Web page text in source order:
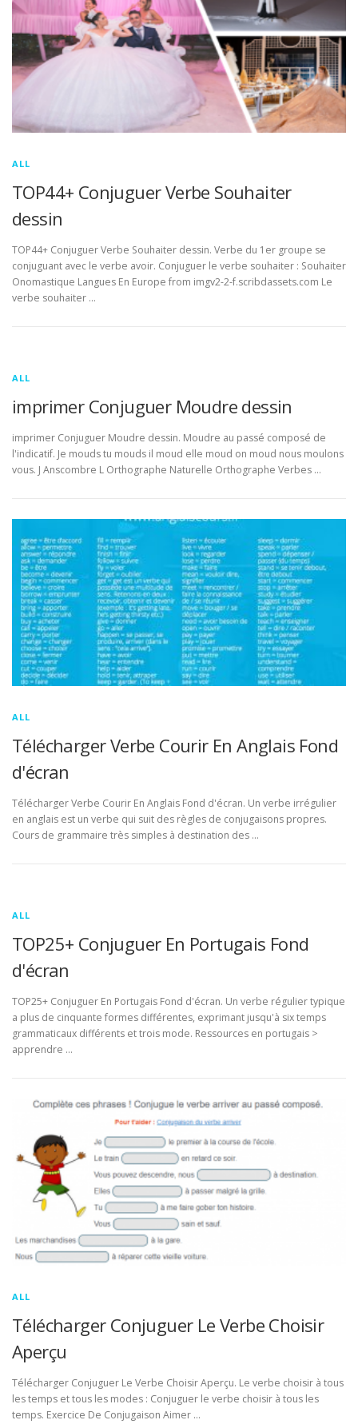
ALL
TOP44+ Conjuguer Verbe Souhaiter
dessin
TOP44+ Conjuguer Verbe Souhaiter dessin. Verbe du 1er groupe se
conjuguant avec le verbe avoir. Conjuguer le verbe souhaiter : Souhaiter
Onomastique Langues En Europe from imgv2-2-f.scribdassets.com Le
verbe souhaiter …
ALL
imprimer Conjuguer Moudre dessin
imprimer Conjuguer Moudre dessin. Moudre au passé composé de
l'indicatif. Je mouds tu mouds il moud elle moud on moud nous moulons
vous. J Anscombre L Orthographe Naturelle Orthographe Verbes …
ALL
Télécharger Verbe Courir En Anglais Fond
d'écran
Télécharger Verbe Courir En Anglais Fond d'écran. Un verbe irrégulier
en anglais est un verbe qui suit des règles de conjugaisons propres.
Cours de grammaire très simples à destination des …
ALL
TOP25+ Conjuguer En Portugais Fond
d'écran
TOP25+ Conjuguer En Portugais Fond d'écran. Un verbe régulier typique
a plus de cinquante formes différentes, exprimant jusqu'à six temps
grammaticaux différents et trois mode. Ressources en portugais >
apprendre …
ALL
Télécharger Conjuguer Le Verbe Choisir
Aperçu
Télécharger Conjuguer Le Verbe Choisir Aperçu. Le verbe choisir à tous
les temps et tous les modes : Conjuguer le verbe choisir à tous les
temps. Exercice De Conjugaison Aimer …